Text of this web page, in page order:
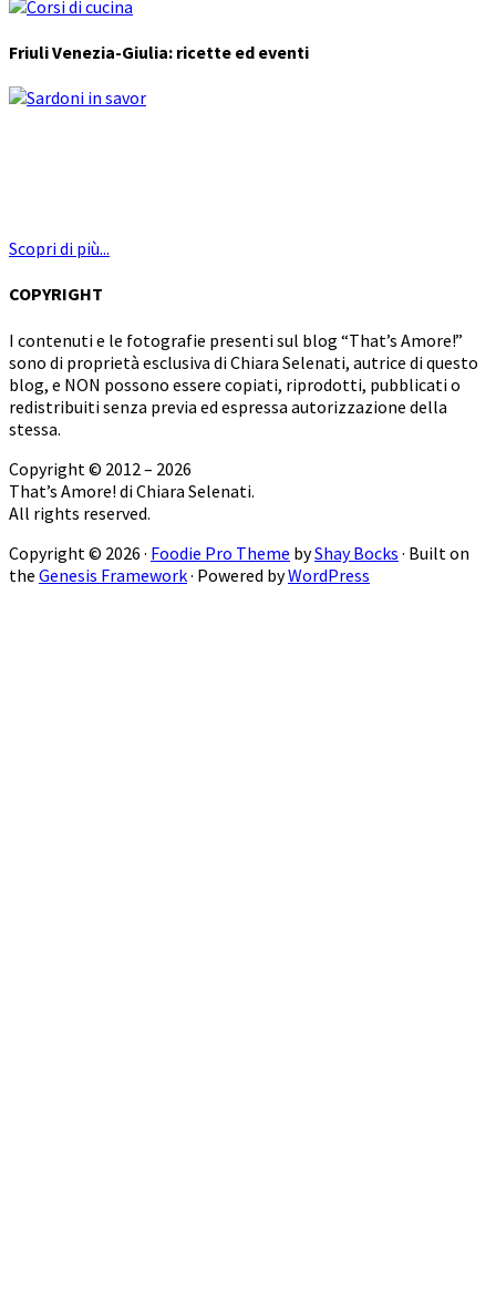
Friuli Venezia-Giulia: ricette ed eventi
Scopri di più...
COPYRIGHT
I contenuti e le fotografie presenti sul blog “That’s Amore!”
sono di proprietà esclusiva di Chiara Selenati, autrice di questo
blog, e NON possono essere copiati, riprodotti, pubblicati o
redistribuiti senza previa ed espressa autorizzazione della
stessa.
Copyright © 2012 – 2026
That’s Amore! di Chiara Selenati.
All rights reserved.
Copyright © 2026 · Foodie Pro Theme byShay Bocks · Built on
the Genesis Framework· Powered byWordPress